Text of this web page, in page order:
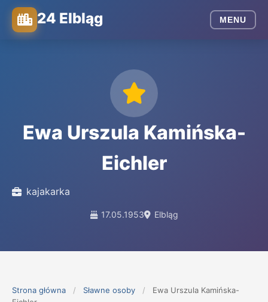
24 Elbląg MENU
Ewa Urszula Kamińska-
Eichler
kajakarka
17.05.1953 Elbląg
Strona główna / Sławne osoby /
Ewa Urszula Kamińska-